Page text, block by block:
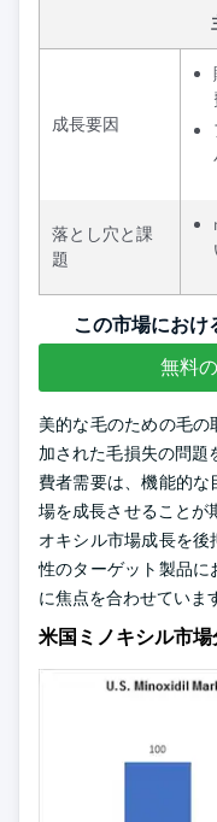
成長要因
落とし穴と課
題
この市場におけ
無料
美的な毛のための毛
加された毛損失の問題
費者需要は、機能的
場を成長させることが
オキシル市場成長を
性のターゲット製品に
に焦点を合わせていま
米国ミノキシル市場